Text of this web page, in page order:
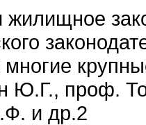
жилищное
Ю.Г., проф.
и др.2